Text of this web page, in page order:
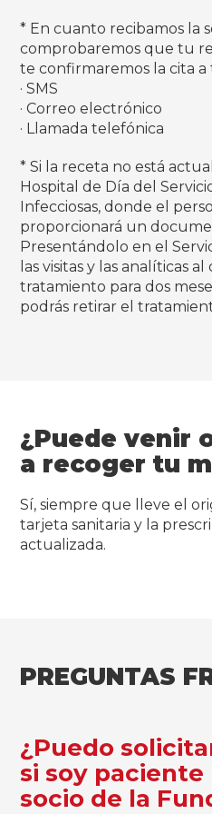
* En cuanto recibamos la
comprobaremos que tu
te confirmaremos la cita a
· SMS
· Correo electrónico
· Llamada telefónica
* Si la receta no está
Hospital de Día del
Infecciosas, donde el
proporcionará un
Presentándolo en el
las visitas y las analíticas
tratamiento para dos
podrás retirar el
¿Puede venir
a recoger tu
Sí, siempre que lleve el
tarjeta sanitaria y la
actualizada.
PREGUNTAS
¿Puedo
si soy paciente
socio de la